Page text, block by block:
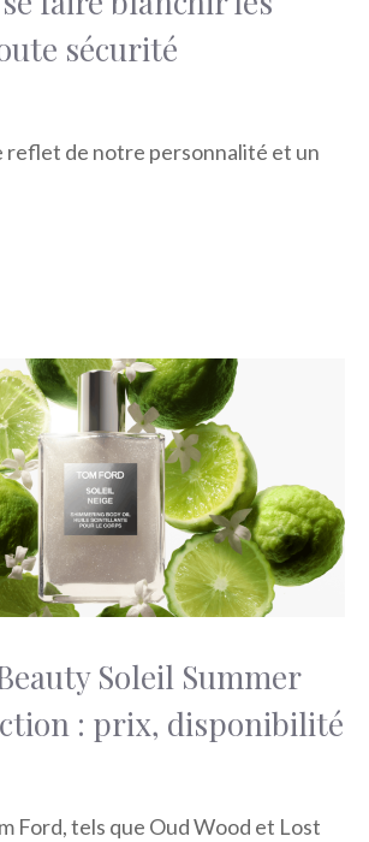
sécurité
reflet de notre personnalité et un
Soleil Summer
: prix, disponibilité
Ford, tels que Oud Wood et Lost